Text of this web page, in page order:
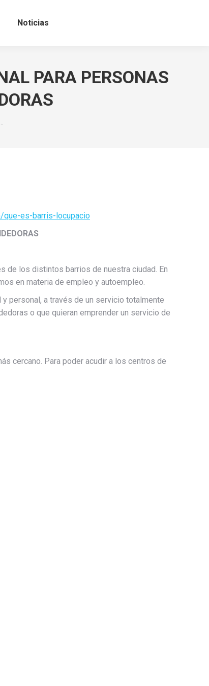
Noticias
PARA PERSONAS
que-es-barris-locupacio
de los distintos barrios de nuestra ciudad. En
en materia de empleo y autoempleo.
personal, a través de un servicio totalmente
o que quieran emprender un servicio de
cercano. Para poder acudir a los centros de